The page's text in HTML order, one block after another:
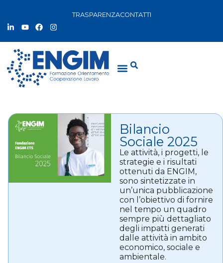
TRASPARENZACONTATTI
Bilancio
Sociale 2025
Le attività, i progetti, le
strategie e i risultati
ottenuti da ENGIM,
sono sintetizzate in
un’unica pubblicazione
con l’obiettivo di fornire
nel tempo un quadro
sempre più dettagliato
degli impatti generati
dalle attività in ambito
economico, sociale e
ambientale.